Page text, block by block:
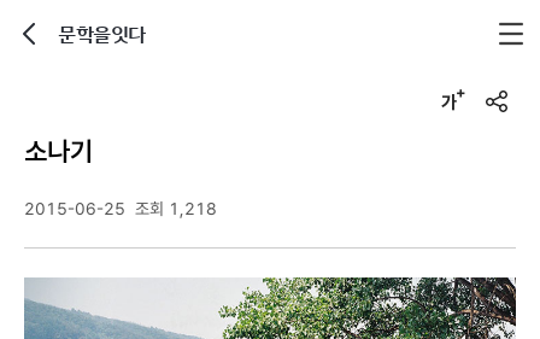
문학을잇다
u
소나기
2015-06-25 조회 1,218